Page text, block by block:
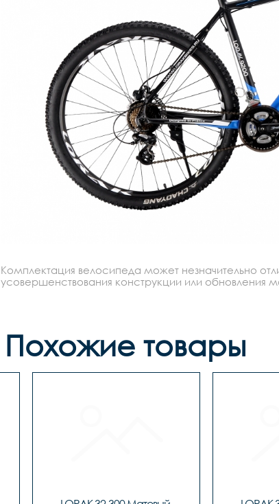
Комплектация велосипеда может незначительно
усовершенствования конструкции или обновления
Похожие товары